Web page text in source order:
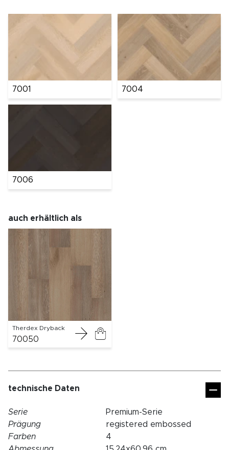
7001 7004
7006
auch erhältlich als
Therdex Dryback
70050
technische Daten
Serie
Premium-Serie
Prägung
registered embossed
Farben
4